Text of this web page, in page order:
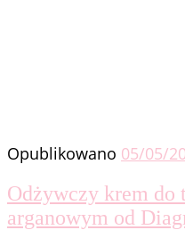
Opublikowano 05/05/
Odżywczy krem do
arganowym od